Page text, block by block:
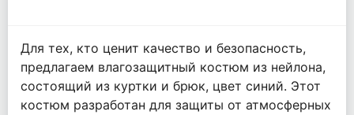
Для тех, кто ценит качество и безопасность,
предлагаем влагозащитный костюм из нейлона,
состоящий из куртки и брюк, цвет синий. Этот
костюм разработан для защиты от атмосферных